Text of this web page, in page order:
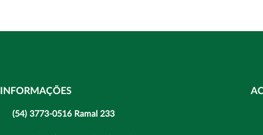
INFORMAÇÕES
(54) 3773-0516 Ramal 233